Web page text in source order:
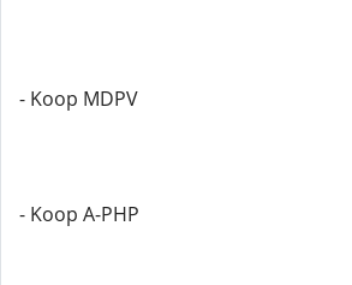
- Koop MDPV
- Koop A-PHP